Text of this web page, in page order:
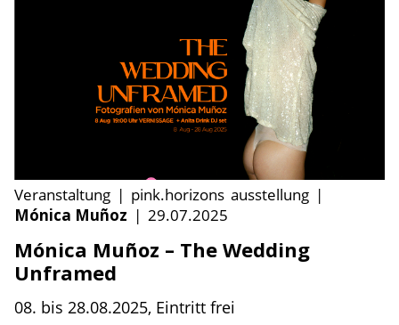
Veranstaltung | pink.horizons ausstellung |
Mónica Muñoz | 29.07.2025
Mónica Muñoz – The Wedding
Unframed
08. bis 28.08.2025, Eintritt frei